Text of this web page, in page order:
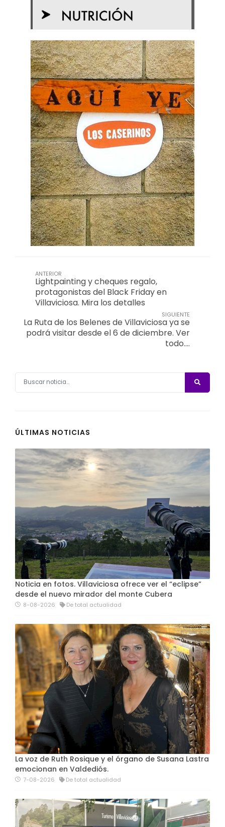
ANTERIOR
Lightpainting y cheques regalo,
protagonistas del Black Friday en
Villaviciosa. Mira los detalles
SIGUIENTE
La Ruta de los Belenes de Villaviciosa ya se
podrá visitar desde el 6 de diciembre. Ver
todo....
ÚLTIMAS NOTICIAS
Noticia en fotos. Villaviciosa ofrece ver el “eclipse”
desde el nuevo mirador del monte Cubera
8-08-2026 De total actualidad
La voz de Ruth Rosique y el órgano de Susana Lastra
emocionan en Valdediós.
7-08-2026 De total actualidad